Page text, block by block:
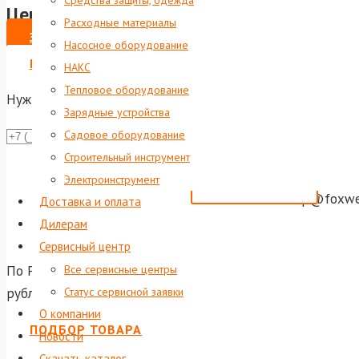
Расходные материалы
Насосное оборудование
НАКС
Тепловое оборудование
Зарядные устройства
Садовое оборудование
Строительный инструмент
Электроинструмент
Доставка и оплата
Дилерам
Сервисный центр
Все сервисные центры
Статус сервисной заявки
О компании
Новости
Цена по запросу
ЗАКАЗАТЬ
ВЫПИСАТЬ СЧЕТ НА ЮР. ЛИЦО
Нужна консультация?
По России и ближнему зарубежью осуществляется
рублей доставка по Екатеринбургу и до терминала
ПОДБОР ТОВАРА